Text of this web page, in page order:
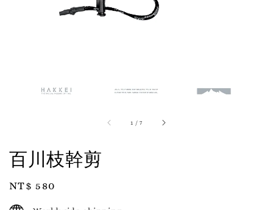
1 /7
百川枝幹剪
Regular
price
NT$ 580